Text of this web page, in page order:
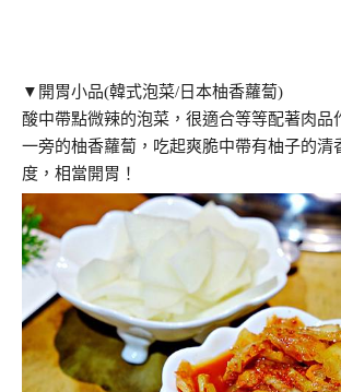
▼開胃小品(韓式泡菜/日本柚香蘿蔔)
酸中帶點微辣的泡菜，很適合等等配著肉品
一旁的柚香蘿蔔，吃起爽脆中帶有柚子的清
度，相當開胃！